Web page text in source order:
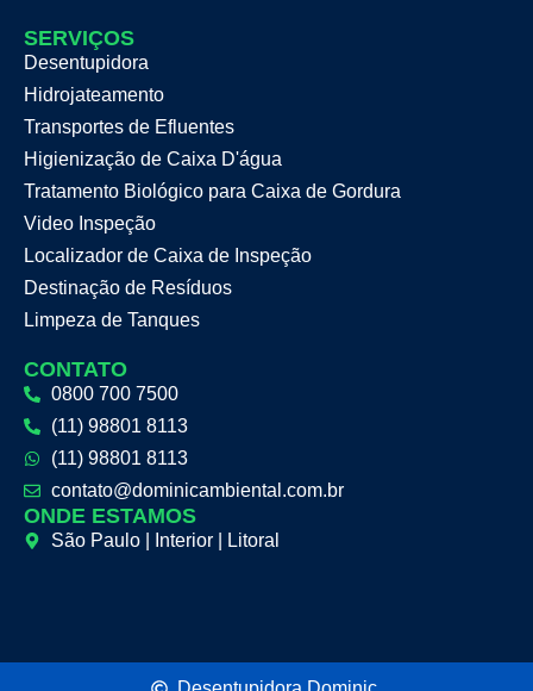
SERVIÇOS
Desentupidora
Hidrojateamento
Transportes de Efluentes
Higienização de Caixa D'água
Tratamento Biológico para Caixa de Gordura
Video Inspeção
Localizador de Caixa de Inspeção
Destinação de Resíduos
Limpeza de Tanques
CONTATO
0800 700 7500
(11) 98801 8113
(11) 98801 8113
contato@dominicambiental.com.br
ONDE ESTAMOS
São Paulo | Interior | Litoral